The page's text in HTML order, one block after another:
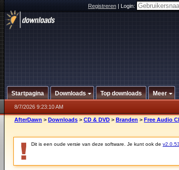
Registreren|Login:
Startpagina Downloads Top downloads Meer
8/7/2026 9:23:10 AM
AfterDawn > Downloads > CD & DVD > Branden > Free Audio
Dit is een oude versie van deze software. Je kunt ook de